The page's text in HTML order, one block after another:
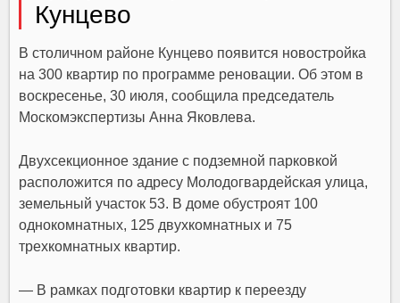
Кунцево
В столичном районе Кунцево появится новостройка
на 300 квартир по программе реновации. Об этом в
воскресенье, 30 июля, сообщила председатель
Москомэкспертизы Анна Яковлева.
Двухсекционное здание с подземной парковкой
расположится по адресу Молодогвардейская улица,
земельный участок 53. В доме обустроят 100
однокомнатных, 125 двухкомнатных и 75
трехкомнатных квартир.
— В рамках подготовки квартир к переезду